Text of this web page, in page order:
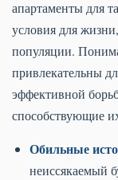
апартаменты для
условия для
популяции.
привлекательны
эффективной
способствующие
Обильные
неиссякаемый